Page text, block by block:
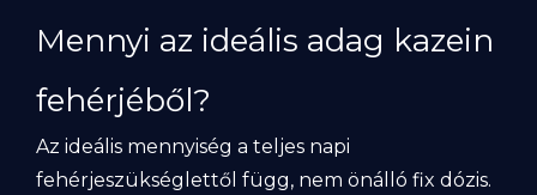
Mennyi az ideális adag kazein
fehérjéből?
Az ideális mennyiség a teljes napi
fehérjeszükséglettől függ, nem önálló fix dózis.